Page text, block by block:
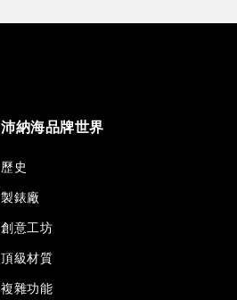
沛納海品牌世界
歷史
製錶廠
創意工坊
頂級材質
複雜功能